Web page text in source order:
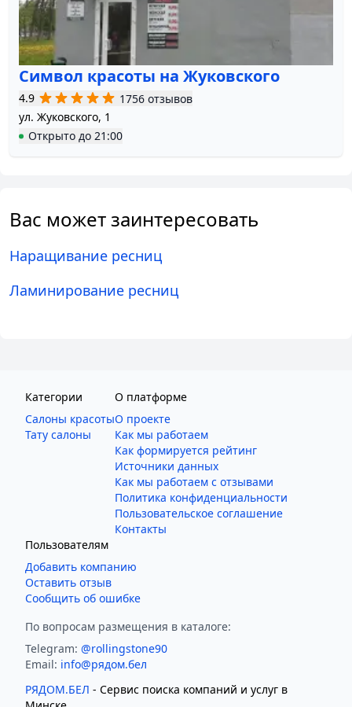
Символ красоты на Жуковского
4.9
1756 отзывов
ул. Жуковского, 1
Открыто до 21:00
Вас может заинтересовать
Наращивание ресниц
Ламинирование ресниц
Категории
Салоны красоты
Тату салоны
О платформе
О проекте
Как мы работаем
Как формируется рейтинг
Источники данных
Как мы работаем с отзывами
Политика конфиденциальности
Пользовательское соглашение
Контакты
Пользователям
Добавить компанию
Оставить отзыв
Сообщить об ошибке
По вопросам размещения в каталоге:
Telegram: @rollingstone90
Email: info@рядом.бел
РЯДОМ.БЕЛ - Cервис поиска компаний и услуг в